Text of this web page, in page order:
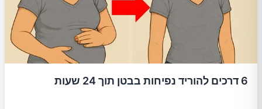
6 דרכים להוריד נפיחות בבטן תוך 24 שעות